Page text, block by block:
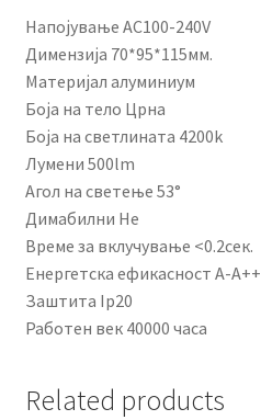
Напојување AC100-240V
Димензија 70*95*115мм.
Материјал алуминиум
Боја на тело Црна
Боја на светлината 4200k
Лумени 500lm
Агол на светење 53°
Димабилни Не
Време за вклучување <0.2сек.
Енергетска ефикасност A-A++
Заштита Ip20
Работен век 40000 часа
Related products